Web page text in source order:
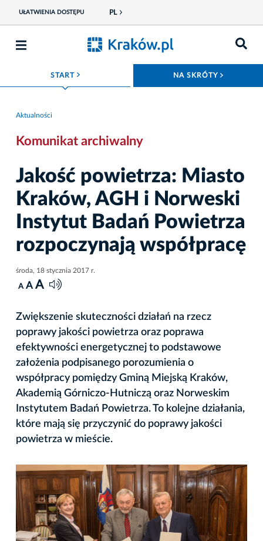
UŁATWIENIA DOSTĘPU PL
START ROZWIŃ MENU NA SKRÓTY
Aktualności
Komunikat archiwalny
Jakość powietrza: Miasto
Kraków, AGH i Norweski
Instytut Badań Powietrza
rozpoczynają współpracę
środa, 18 stycznia 2017 r.
A A A
Zwiększenie skuteczności działań na rzecz
poprawy jakości powietrza oraz poprawa
efektywności energetycznej to podstawowe
założenia podpisanego porozumienia o
współpracy pomiędzy Gminą Miejską Kraków,
Akademią Górniczo-Hutniczą oraz Norweskim
Instytutem Badań Powietrza. To kolejne działania,
które mają się przyczynić do poprawy jakości
powietrza w mieście.